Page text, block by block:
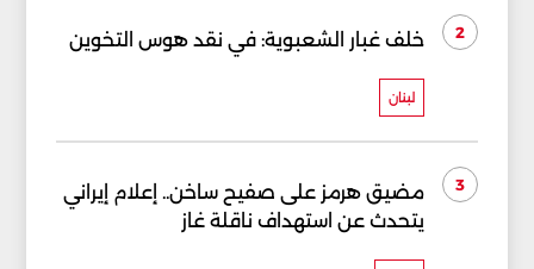
2 خلف غبار الشعبوية: في نقد هوس التخوين
لبنان
3
مضيق هرمز على صفيح ساخن.. إعلام إيراني
يتحدث عن استهداف ناقلة غاز